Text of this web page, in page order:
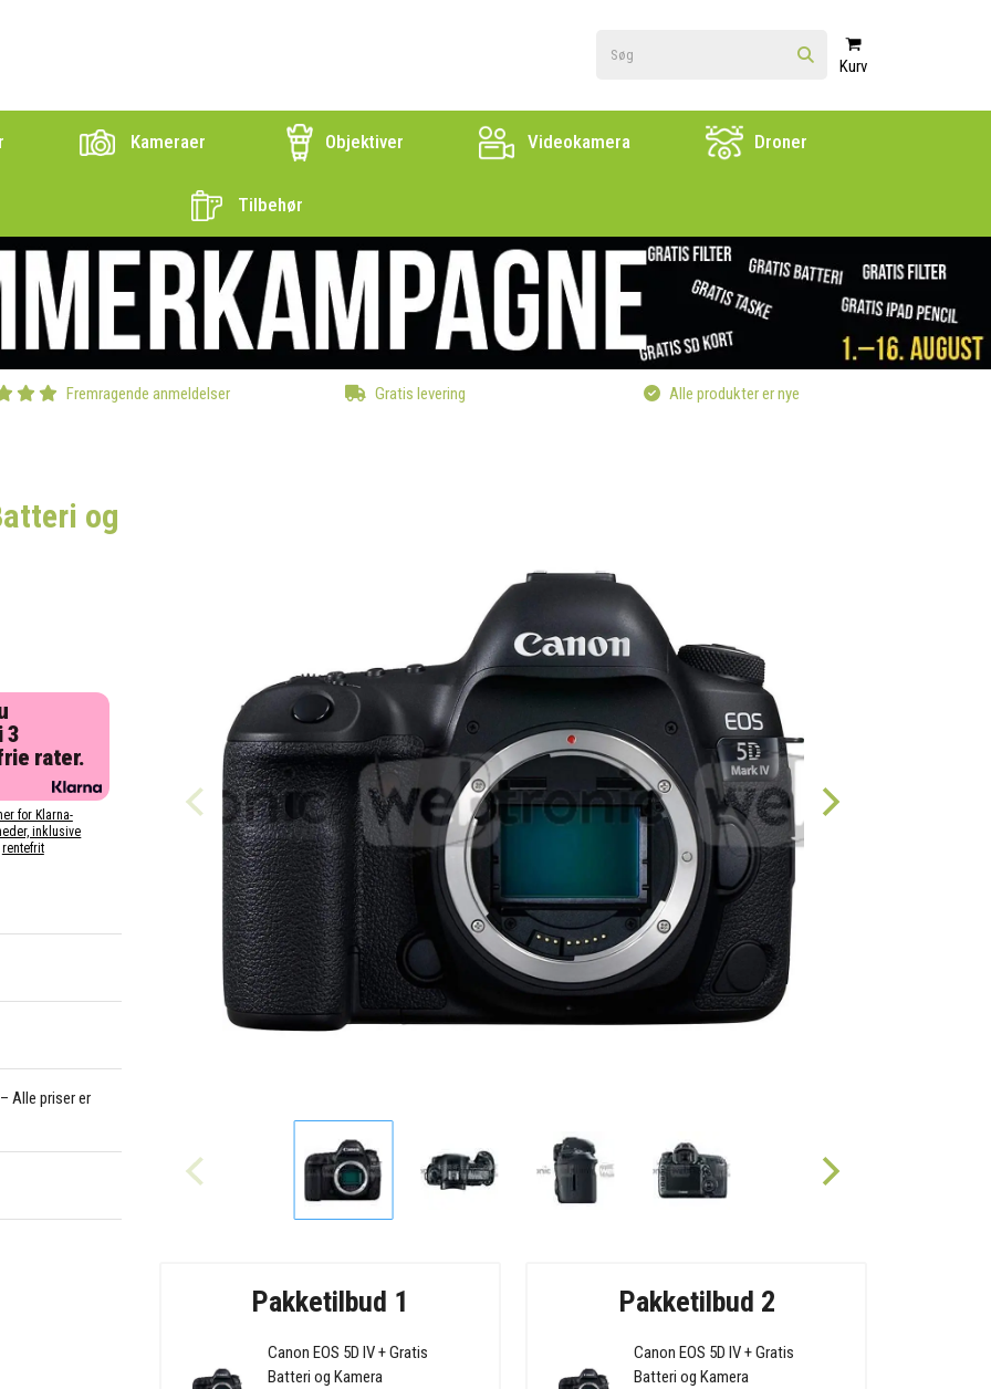
Kurv
Kameraer Objektiver Videokamera Droner
Tilbehør
Fremragende anmeldelser Gratis levering Alle produkter er nye
og
3
rater.
for Klarna-
inklusive
rentefrit
Alle priser er
Pakketilbud 1
Canon EOS 5D IV + Gratis
Batteri og Kamera
Pakketilbud 2
Canon EOS 5D IV + Gratis
Batteri og Kamera